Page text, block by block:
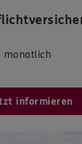
monatlich
informieren